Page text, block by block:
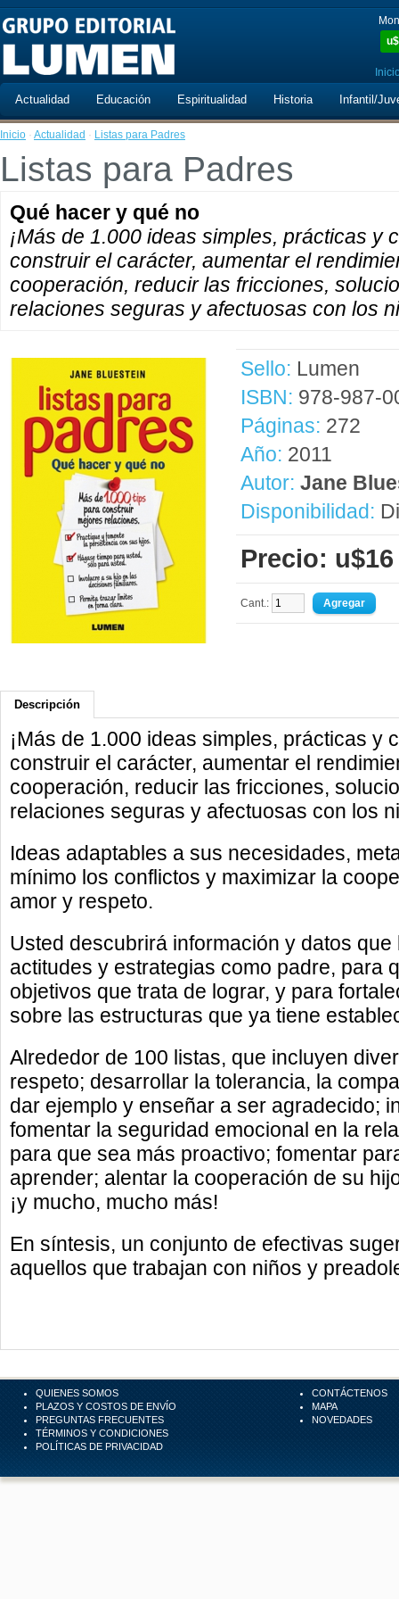
u$
Actualidad Educación Espiritualidad Historia Infantil/
Inicio · Actualidad · Listas para Padres
Listas para Padres
Qué hacer y qué no
¡Más de 1.000 ideas simples, prácticas y
construir el carácter, aumentar el
cooperación, reducir las fricciones,
relaciones seguras y afectuosas con los
Sello: Lumen
ISBN: 978-987-
Páginas: 272
Año: 2011
Autor: Jane
Disponibilidad:
Precio: u$16
Cant.:
Descripción
¡Más de 1.000 ideas simples, prácticas y
construir el carácter, aumentar el
cooperación, reducir las fricciones,
relaciones seguras y afectuosas con los
Ideas adaptables a sus necesidades,
mínimo los conflictos y maximizar la
amor y respeto.
Usted descubrirá información y datos
actitudes y estrategias como padre, para
objetivos que trata de lograr, y para
sobre las estructuras que ya tiene
Alrededor de 100 listas, que incluyen
respeto; desarrollar la tolerancia, la
dar ejemplo y enseñar a ser agradecido;
fomentar la seguridad emocional en la
para que sea más proactivo; fomentar
aprender; alentar la cooperación de su
¡y mucho, mucho más!
En síntesis, un conjunto de efectivas
aquellos que trabajan con niños y
QUIENES SOMOS
PLAZOS Y COSTOS DE ENVÍO
PREGUNTAS FRECUENTES
TÉRMINOS Y CONDICIONES
POLÍTICAS DE PRIVACIDAD
CONTÁCTENOS
MAPA
NOVEDADES